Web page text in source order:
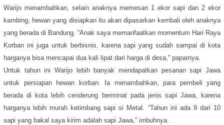
Warijo menambahkan, selain anaknya memesan 1 ekor sapi dan 2 ekor
kambing, hewan yang disiapkan itu akan dipasarkan kembali oleh anaknya
yang berada di Bandung. “Anak saya memanfaatkan momentum Hari Raya
Korban ini juga untuk berbisnis, karena sapi yang sudah sampai di kota
harganya bisa mencapai dua kali lipat dari harga di desa,” paparnya.
Untuk tahun ini Warijo lebih banyak mendapatkan pesanan sapi Jawa
untuk persiapan hewan korban. Ia menambahkan, para pembeli yang
berada di kota lebih cenderung berminat pada jenis sapi Jawa, karena
harganya lebih murah ketimbang sapi si Metal. “Tahun ini ada 9 dari 10
sapi yang bakal saya kirim adalah sapi Jawa,” imbuhnya.